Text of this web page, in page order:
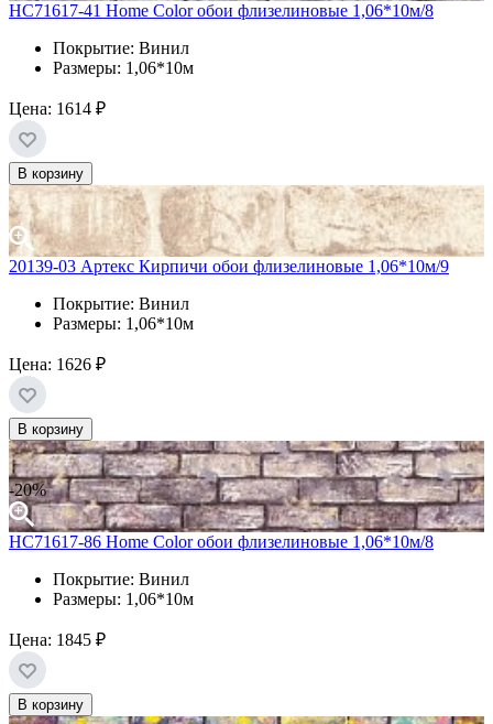
HC71617-41 Home Color обои флизелиновые 1,06*10м/8
Покрытие: Винил
Размеры: 1,06*10м
Цена: 1614 ₽
В корзину
20139-03 Артекс Кирпичи обои флизелиновые 1,06*10м/9
Покрытие: Винил
Размеры: 1,06*10м
Цена: 1626 ₽
В корзину
-20%
HC71617-86 Home Color обои флизелиновые 1,06*10м/8
Покрытие: Винил
Размеры: 1,06*10м
Цена: 1845 ₽
В корзину